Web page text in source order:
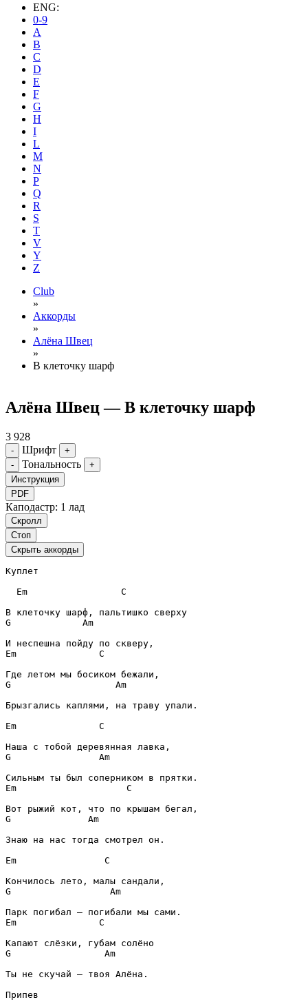
ENG:
0-9
A
B
C
D
E
F
G
H
I
L
M
N
P
Q
R
S
T
V
Y
Z
Club
»
Аккорды
»
Алёна Швец
»
В клеточку шарф
Алёна Швец — В клеточку шарф
3 928
- Шрифт
+
-
Тональность
+
Инструкция
PDF
Каподастр: 1 лад
Скролл
Стоп
Скрыть аккорды
Куплет
Em
C
G
Am
Em
C
G
Am
Брызгались каплями, на траву упали.
Em
C
G
Am
Em
C
G
Am
Знаю на нас тогда смотрел он.
Em
C
G
Am
Em
C
G
Am
Ты не скучай – твоя Алёна.
Припев